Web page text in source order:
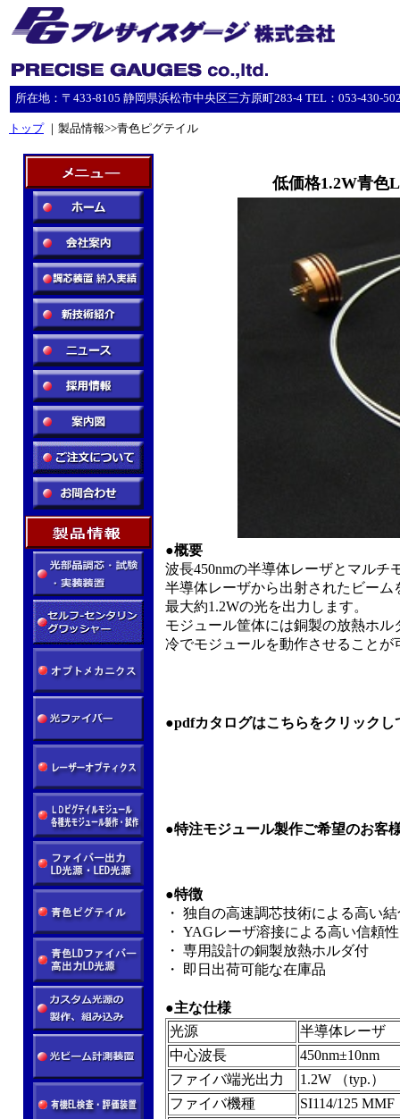
低価格1.2W青色
●概要
波長450nmの半導体レーザとマル
半導体レーザから出射されたビー
最大約1.2Wの光を出力します。
モジュール筐体には銅製の放熱ホ
冷でモジュールを動作させることが
●pdfカタログはこちらをクリック
●特注モジュール製作ご希望のお客
●特徴
・ 独自の高速調芯技術による高い
・ YAGレーザ溶接による高い信頼性
・ 専用設計の銅製放熱ホルダ付
・ 即日出荷可能な在庫品
●主な仕様
光源
半導体レーザ
中心波長
450nm±10nm
ファイバ端光出力
1.2W （typ.）
ファイバ機種
SI114/125
トップ｜製品情報>>青色ピグテイル
所在地：〒433-8105 静岡県浜松市中央区三方原町283-4 TEL：053-430-